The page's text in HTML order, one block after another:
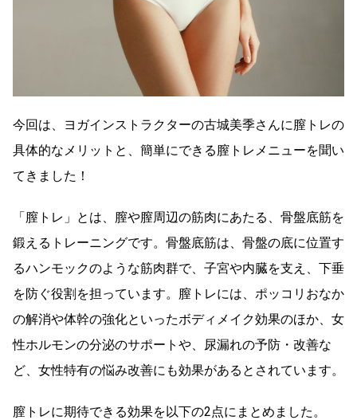
今回は、ヨガインストラクターの古城美季さんに膣トレの
具体的なメリットと、簡単にできる膣トレメニューを聞い
てきました！
「膣トレ」とは、膣や膣周辺の筋肉にあたる、骨盤底筋を
鍛えるトレーニングです。骨盤底筋は、骨盤の底に位置す
るハンモックのような筋肉群で、子宮や内臓を支え、下垂
を防ぐ役割を担っています。膣トレには、ポッコリおなか
の解消や体幹の強化といったボディメイク効果のほか、女
性ホルモンの分泌のサポートや、尿漏れの予防・改善な
ど、女性特有の悩み改善にも効果があるとされています。
膣トレに期待できる効果を以下の2点にまとめました。